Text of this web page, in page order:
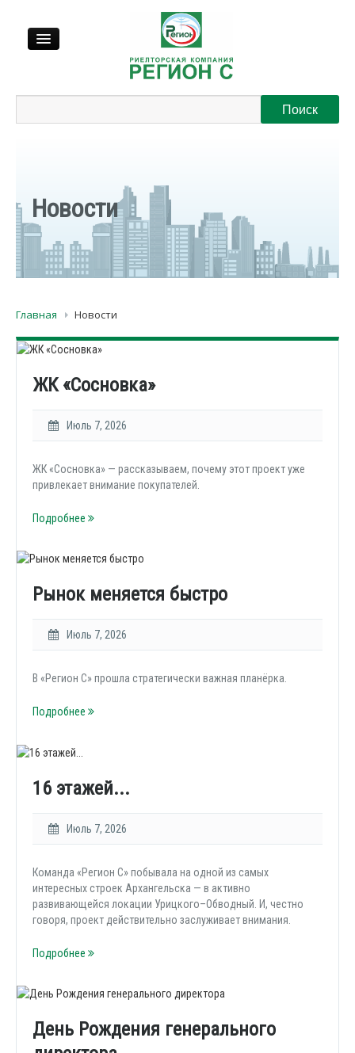
Регионы
Новости
Главная Новости
ЖК «Сосновка»
Июль 7, 2026
ЖК «Сосновка» — рассказываем, почему этот проект уже
привлекает внимание покупателей.
Подробнее
Рынок меняется быстро
Июль 7, 2026
В «Регион С» прошла стратегически важная планёрка.
Подробнее
16 этажей...
Июль 7, 2026
Команда «Регион С» побывала на одной из самых
интересных строек Архангельска — в активно
развивающейся локации Урицкого–Обводный. И, честно
говоря, проект действительно заслуживает внимания.
Подробнее
День Рождения генерального